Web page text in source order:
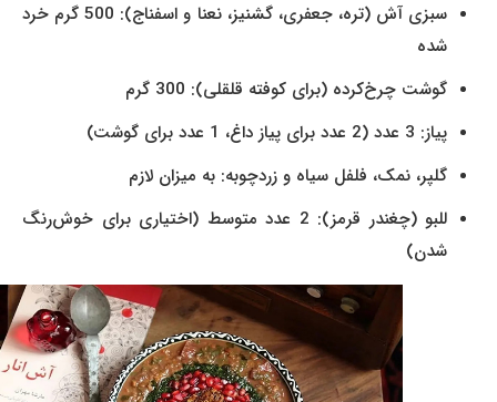
سبزی آش (تره، جعفری، گشنیز، نعنا و اسفناج): 500 گرم خرد
شده
گوشت چرخ‌کرده (برای کوفته قلقلی): 300 گرم
پیاز: 3 عدد (2 عدد برای پیاز داغ، 1 عدد برای گوشت)
گلپر، نمک، فلفل سیاه و زردچوبه: به میزان لازم
للبو (چغندر قرمز): 2 عدد متوسط (اختیاری برای خوش‌رنگ
شدن)